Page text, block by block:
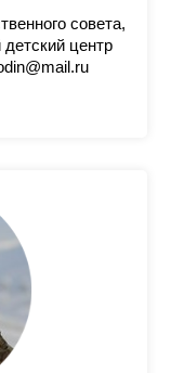
совета,
центр